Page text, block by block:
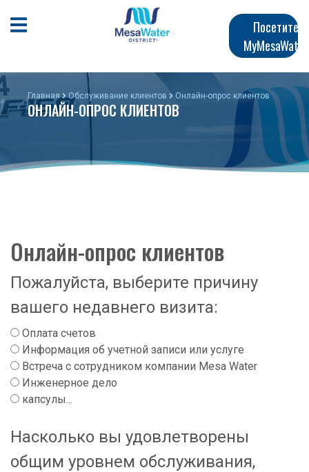
Главная
Открыть мобильное меню
Посетите
MyMesaWater
Главная Обслуживание клиентов Онлайн-опрос клиентов
ОНЛАЙН-ОПРОС КЛИЕНТОВ
Онлайн-опрос клиентов
Пожалуйста, выберите причину
вашего недавнего визита:
Оплата счетов
Информация об учетной записи или услуге
Встреча с сотрудником компании Mesa Water
Инженерное дело
капсулы...
Насколько вы удовлетворены
общим уровнем обслуживания,